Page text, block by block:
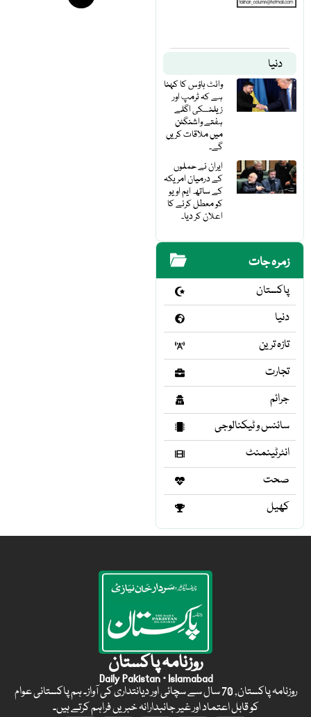
دنیا
وائٹ ہاؤس کا کہنا
ہے کہ ٹرمپ اور
زیلنسکی اگلے
ہفتے واشنگٹن
میں ملاقات کریں
گے۔
ایران نے حملوں
کے درمیان امریکہ
کے ساتھ ایم او یو
کو معطل کرنے کا
اعلان کر دیا۔
زمرہ جات
پاکستان
دنیا
تازہ ترین
تجارت
جرائم
سائنس و ٹیکنالوجی
انٹرٹینمنٹ
صحت
کھیل
روزنامہ پاکستان
Daily Pakistan · Islamabad
روزنامہ پاکستان, 70 سال سے سچائی اور دیانتداری کی آواز۔ ہم پاکستانی عوام
کو قابل اعتماد اور غیر جانبدارانہ خبریں فراہم کرتے ہیں۔